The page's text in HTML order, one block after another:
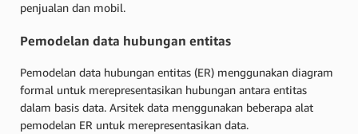
penjualan dan mobil.
Pemodelan data hubungan entitas
Pemodelan data hubungan entitas (ER) menggunakan diagram
formal untuk merepresentasikan hubungan antara entitas
dalam basis data. Arsitek data menggunakan beberapa alat
pemodelan ER untuk merepresentasikan data.